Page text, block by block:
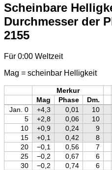
Scheinbare
Durchmesser der
2155
Für 0:00 Weltzeit
Mag = scheinbar Helligkeit
Merkur
Mag
Phase Dm.
Jan. 0
+4,3 0,01 10
5
+2,8 0,06 10
10
+0,9 0,24 9
15
+0,1 0,42 8
20
−0,1 0,56 7
25
−0,2 0,67 6
30
−0,2 0,74 6